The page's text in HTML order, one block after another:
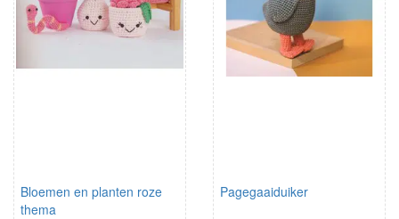
Bloemen en planten roze
thema
Pagegaaiduiker